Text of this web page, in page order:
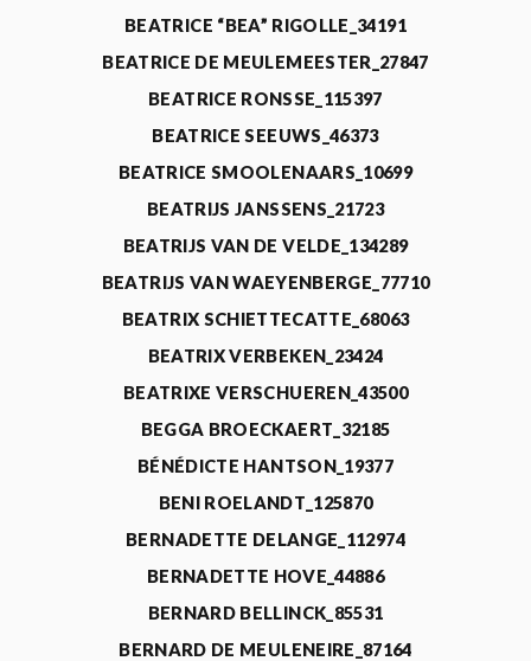
BEATRICE “BEA” RIGOLLE_34191
BEATRICE DE MEULEMEESTER_27847
BEATRICE RONSSE_115397
BEATRICE SEEUWS_46373
BEATRICE SMOOLENAARS_10699
BEATRIJS JANSSENS_21723
BEATRIJS VAN DE VELDE_134289
BEATRIJS VAN WAEYENBERGE_77710
BEATRIX SCHIETTECATTE_68063
BEATRIX VERBEKEN_23424
BEATRIXE VERSCHUEREN_43500
BEGGA BROECKAERT_32185
BÉNÉDICTE HANTSON_19377
BENI ROELANDT_125870
BERNADETTE DELANGE_112974
BERNADETTE HOVE_44886
BERNARD BELLINCK_85531
BERNARD DE MEULENEIRE_87164